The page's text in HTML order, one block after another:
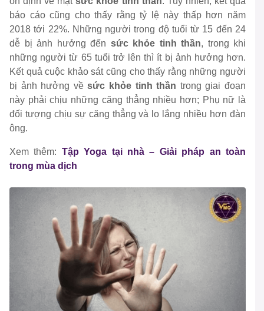
báo cáo cũng cho thấy rằng tỷ lệ này thấp hơn năm
2018 tới 22%. Những người trong độ tuổi từ 15 đến 24
dễ bị ảnh hưởng đến sức khỏe tinh thần, trong khi
những người từ 65 tuổi trở lên thì ít bị ảnh hưởng hơn.
Kết quả cuộc khảo sát cũng cho thấy rằng những người
bị ảnh hưởng vềsức khỏe tinh thần trong giai đoạn
này phải chịu những căng thẳng nhiều hơn; Phụ nữ là
đối tượng chịu sự căng thẳng và lo lắng nhiều hơn đàn
ông.
Xem thêm: Tập Yoga tại nhà – Giải pháp an toàn
trong mùa dịch